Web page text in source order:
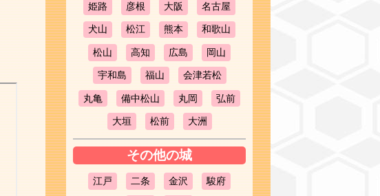
姫路 彦根 大阪 名古屋
犬山 松江 熊本 和歌山
松山 高知 広島 岡山
宇和島 福山 会津若松
丸亀 備中松山 丸岡 弘前
大垣 松前 大洲
その他の城
江戸 二条 金沢 駿府